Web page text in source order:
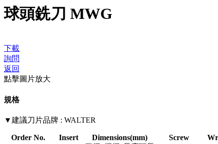
球頭銑刀 MWG
下載
詢問
返回
點擊圖片放大
規格
▼建議刀片品牌 : WALTER
Order No. Insert Dimensions(mm) Screw